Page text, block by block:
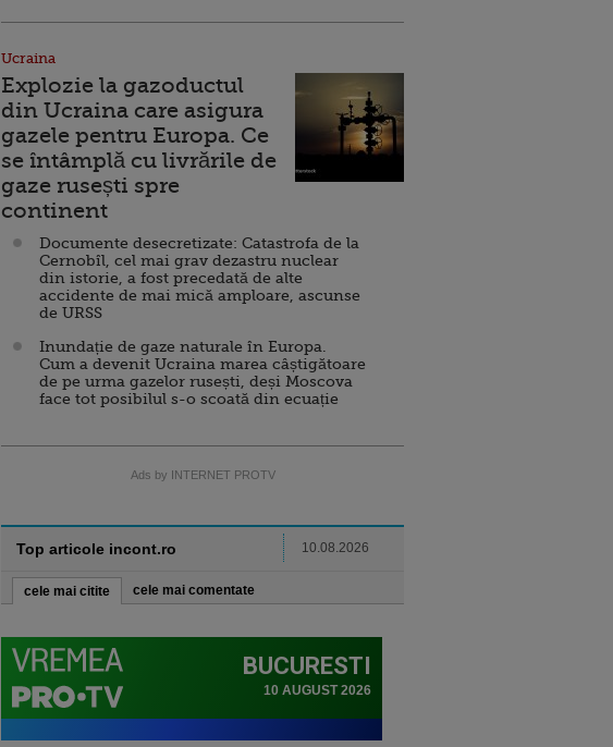
Ucraina
Explozie la gazoductul
din Ucraina care asigura
gazele pentru Europa. Ce
se întâmplă cu livrările de
gaze rusești spre
continent
Documente desecretizate: Catastrofa de la
Cernobîl, cel mai grav dezastru nuclear
din istorie, a fost precedată de alte
accidente de mai mică amploare, ascunse
de URSS
Inundație de gaze naturale în Europa.
Cum a devenit Ucraina marea câștigătoare
de pe urma gazelor rusești, deși Moscova
face tot posibilul s-o scoată din ecuație
Ads by INTERNET PROTV
Top articole incont.ro 10.08.2026
cele mai citite cele mai comentate